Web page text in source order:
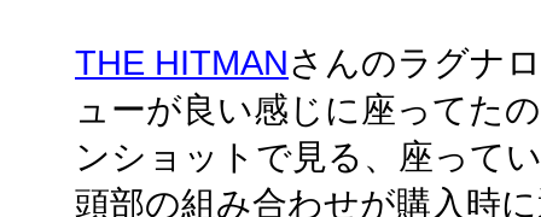
THE HITMANさんのラグナ
ューが良い感じに座ってた
ンショットで見る、座って
頭部の組み合わせが購入時